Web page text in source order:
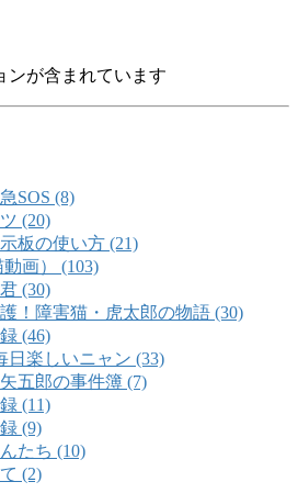
ンが含まれています
SOS (8)
(20)
板の使い方 (21)
画） (103)
(30)
！障害猫・虎太郎の物語 (30)
(46)
日楽しいニャン (33)
五郎の事件簿 (7)
(11)
(9)
たち (10)
(2)